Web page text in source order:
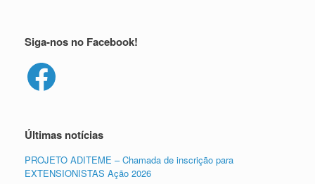
Siga-nos no Facebook!
Facebook
Últimas notícias
PROJETO ADITEME – Chamada de inscrição para
EXTENSIONISTAS Ação 2026